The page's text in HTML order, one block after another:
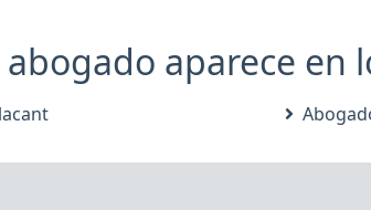
abogado aparece en